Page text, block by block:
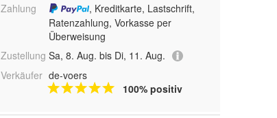
Zahlung
, Kreditkarte, Lastschrift,
Ratenzahlung, Vorkasse per
Überweisung
Zustellung Sa, 8. Aug. bis Di, 11. Aug.
Verkäufer de-voers
100% positiv